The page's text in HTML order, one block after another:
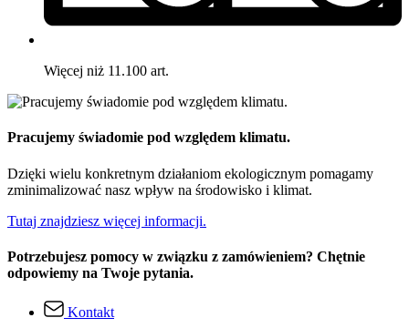
Więcej niż 11.100 art.
Pracujemy świadomie pod względem klimatu.
Dzięki wielu konkretnym działaniom ekologicznym pomagamy
zminimalizować nasz wpływ na środowisko i klimat.
Tutaj znajdziesz więcej informacji.
Potrzebujesz pomocy w związku z zamówieniem? Chętnie
odpowiemy na Twoje pytania.
Kontakt